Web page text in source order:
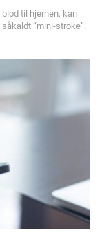
til hjernen, kan
“mini-stroke”.